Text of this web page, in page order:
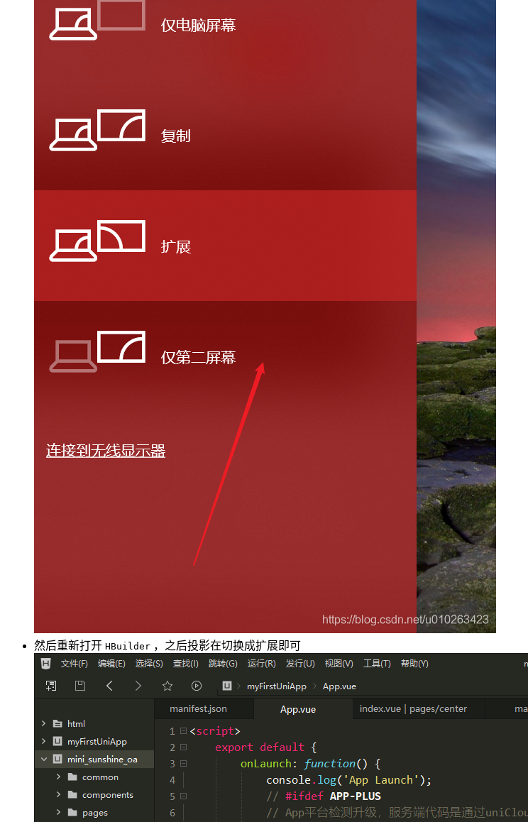
然后重新打开 HBuilder ，之后投影在切换成扩展即可